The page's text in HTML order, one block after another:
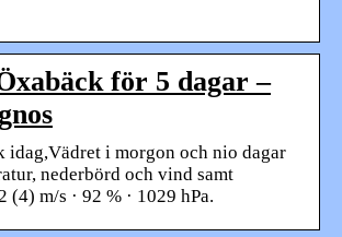
för 5 dagar –
idag,Vädret i morgon och nio dagar
nederbörd och vind samt
(4) m/s · 92 % · 1029 hPa.